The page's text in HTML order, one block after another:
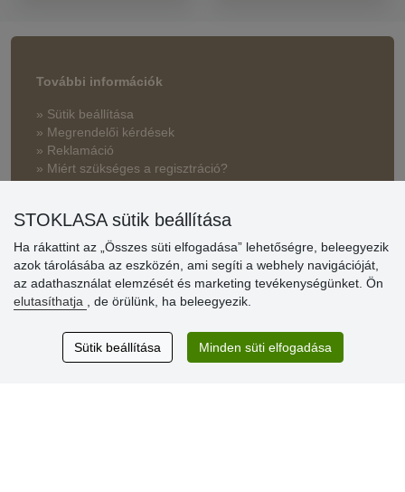
További információk
» Sütik beállítása
» Megrendelői kérdések
» Reklamáció
» Miért szükséges a regisztráció?
vásárlóinknak
» Súgó
Vásárlók
értékelése
STOKLASA sütik beállítása
Ha rákattint az „Összes süti elfogadása” lehetőségre, beleegyezik
azok tárolásába az eszközén, ami segíti a webhely navigációját,
az adathasználat elemzését és marketing tevékenységünket. Ön
elutasíthatja
, de örülünk, ha beleegyezik.
Sütik beállítása Minden süti elfogadása